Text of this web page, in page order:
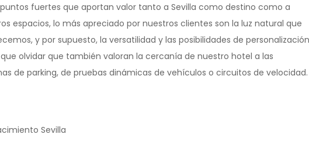
fuertes que aportan valor tanto a Sevilla como destino como a
espacios, lo más apreciado por nuestros clientes son la luz natural que
y por supuesto, la versatilidad y las posibilidades de personalización
olvidar que también valoran la cercanía de nuestro hotel a las
de parking, de pruebas dinámicas de vehículos o circuitos de velocidad.
Sevilla